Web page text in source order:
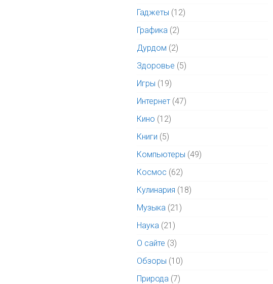
Гаджеты (12)
Графика (2)
Дурдом (2)
Здоровье (5)
Игры (19)
Интернет (47)
Кино (12)
Книги (5)
Компьютеры (49)
Космос (62)
Кулинария (18)
Музыка (21)
Наука (21)
О сайте (3)
Обзоры (10)
Природа (7)